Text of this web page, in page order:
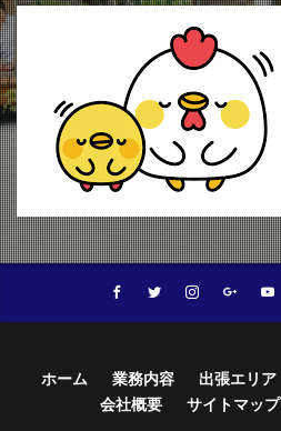
ホーム 業務内容 出張エリア
会社概要
サイトマップ